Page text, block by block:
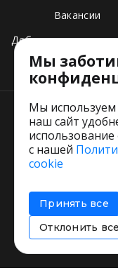
Вакансии
Добавить свое
Тарифы
Мы
Мы используем
наш сайт
использование
с нашей
cookie
Принять все
Отклонить все